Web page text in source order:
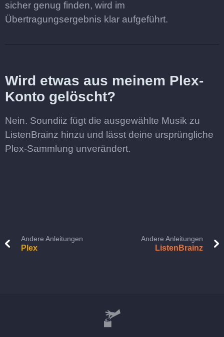
sicher genug finden, wird im
Übertragungsergebnis klar aufgeführt.
Wird etwas aus meinem Plex-
Konto gelöscht?
Nein. Soundiiz fügt die ausgewählte Musik zu
ListenBrainz hinzu und lässt deine ursprüngliche
Plex-Sammlung unverändert.
Andere Anleitungen
Plex
Andere Anleitungen
ListenBrainz